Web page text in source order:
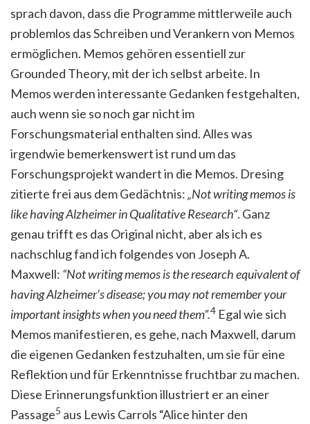
sprach davon, dass die Programme mittlerweile auch
problemlos das Schreiben und Verankern von Memos
ermöglichen. Memos gehören essentiell zur
Grounded Theory, mit der ich selbst arbeite. In
Memos werden interessante Gedanken festgehalten,
auch wenn sie so noch gar nicht im
Forschungsmaterial enthalten sind. Alles was
irgendwie bemerkenswert ist rund um das
Forschungsprojekt wandert in die Memos. Dresing
zitierte frei aus dem Gedächtnis:„Not writing memos is
like having Alzheimer in Qualitative Research“. Ganz
genau trifft es das Original nicht, aber als ich es
nachschlug fand ich folgendes von Joseph A.
Maxwell: “Not writing memos is the research equivalent of
having Alzheimer’s disease; you may not remember your
important insights when you need them”.4 Egal wie sich
Memos manifestieren, es gehe, nach Maxwell, darum
die eigenen Gedanken festzuhalten, um sie für eine
Reflektion und für Erkenntnisse fruchtbar zu machen.
Diese Erinnerungsfunktion illustriert er an einer
Passage5 aus Lewis Carrols “Alice hinter den